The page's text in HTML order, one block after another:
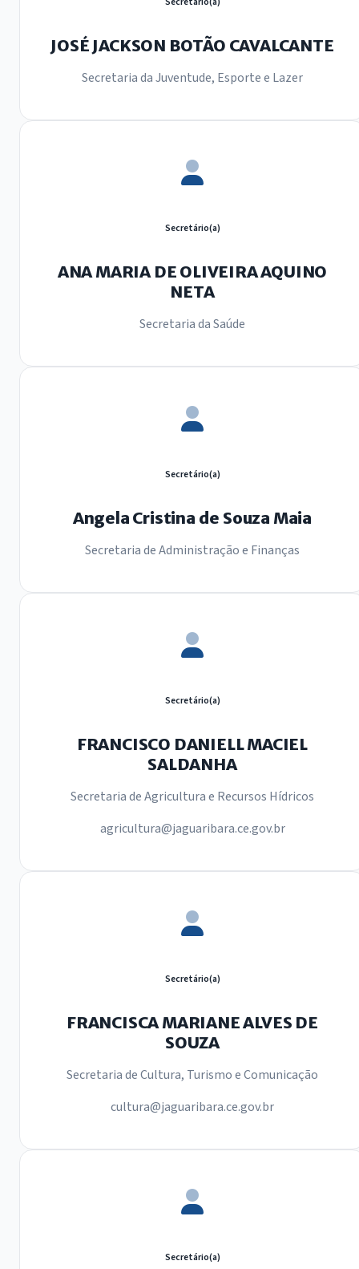
JOSÉ JACKSON BOTÃO CAVALCANTE
Secretaria da Juventude, Esporte e Lazer
Secretário(a)
ANA MARIA DE OLIVEIRA AQUINO
NETA
Secretaria da Saúde
Secretário(a)
Angela Cristina de Souza Maia
Secretaria de Administração e Finanças
Secretário(a)
FRANCISCO DANIELL MACIEL
SALDANHA
Secretaria de Agricultura e Recursos Hídricos
agricultura@jaguaribara.ce.gov.br
Secretário(a)
FRANCISCA MARIANE ALVES DE
SOUZA
Secretaria de Cultura, Turismo e Comunicação
cultura@jaguaribara.ce.gov.br
Secretário(a)